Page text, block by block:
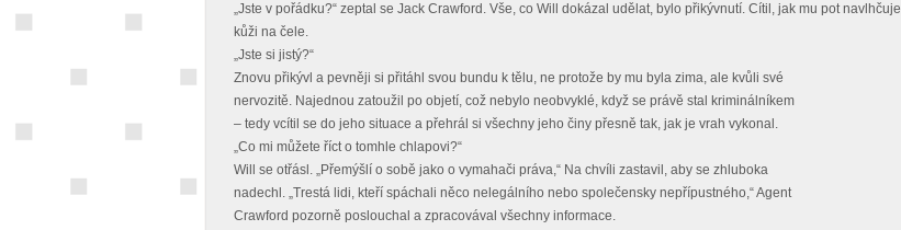
„Jste v pořádku?“ zeptal se Jack Crawford. Vše, co Will dokázal udělat, bylo přikývnutí. Cítil, jak mu pot navlhčuje
kůži na čele.
„Jste si jistý?“
Znovu přikývl a pevněji si přitáhl svou bundu k tělu, ne protože by mu byla zima, ale kvůli své
nervozitě. Najednou zatoužil po objetí, což nebylo neobvyklé, když se právě stal kriminálníkem
– tedy vcítil se do jeho situace a přehrál si všechny jeho činy přesně tak, jak je vrah vykonal.
„Co mi můžete říct o tomhle chlapovi?“
Will se otřásl. „Přemýšlí o sobě jako o vymahači práva,“ Na chvíli zastavil, aby se zhluboka
nadechl. „Trestá lidi, kteří spáchali něco nelegálního nebo společensky nepřípustného,“ Agent
Crawford pozorně poslouchal a zpracovával všechny informace.